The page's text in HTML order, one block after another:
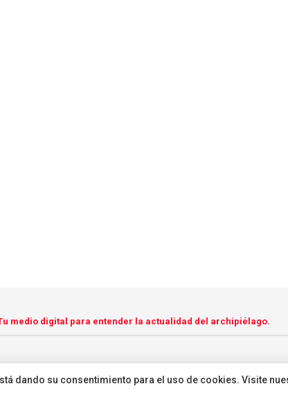
medio digital para entender la actualidad del archipiélago.
dando su consentimiento para el uso de cookies. Visite